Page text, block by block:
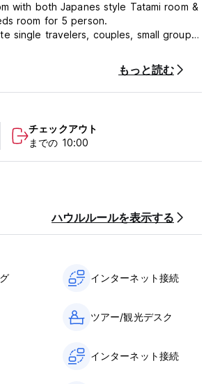
with both Japanes style Tatami room &
room for 5 person.
single travelers, couples, small groups
brand new Monkey Dragon Cafe and
home cooked
tasty and resonable price. We offer
Nikko area. These tours are a
a local's view of the most fabled
capped
もっと読む
チェックアウト
までの 10:00
ハウルルールを表示する
インターネット接続
ツアー/観光デスク
インターネット接続